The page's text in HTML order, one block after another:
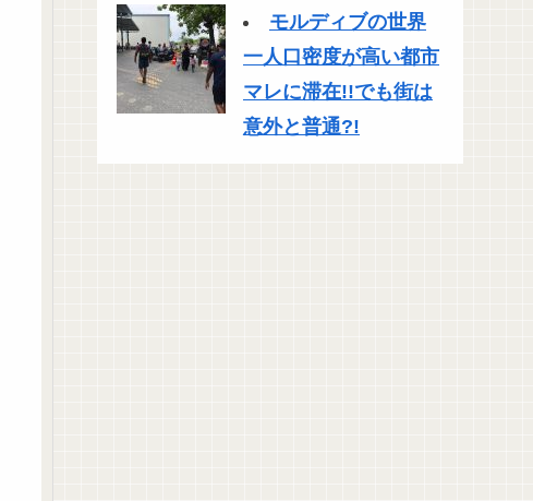
モルディブの世界
一人口密度が高い都市
マレに滞在!!でも街は
意外と普通?!